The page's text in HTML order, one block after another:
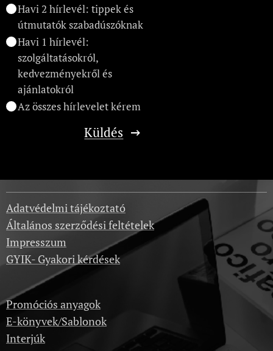
Havi 2 hírlevél: tippek és
útmutatók szabadúszóknak
Havi 1 hírlevél:
szolgáltatásokról,
kedvezményekről és
ajánlatokról
Az összes hírlevelet kérem
Küldés
Adatvédelmi tájékoztató
Általános szerződési feltételek
Impresszum
GYIK- Gyakori kérdések
Promóciós anyagok
E-könyvek/Sablonok
Interjúk